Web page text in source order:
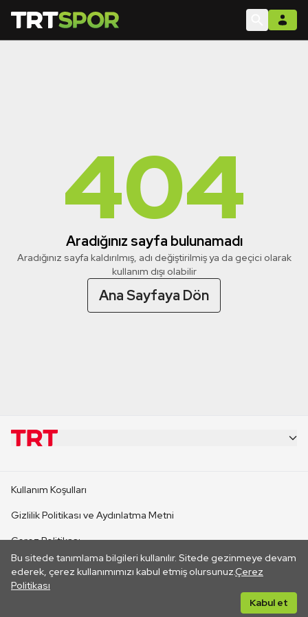
404
Aradığınız sayfa bulunamadı
Aradığınız sayfa kaldırılmış, adı değiştirilmiş ya da geçici olarak
kullanım dışı olabilir
Ana Sayfaya Dön
Bu sitede tanımlama bilgileri kullanılır. Sitede gezinmeye devam
ederek, çerez kullanımımızı kabul etmiş olursunuz.Çerez
Politikası
Kabul et
CANLI YAYINLAR
Kullanım Koşulları
Gizlilik Politikası ve Aydınlatma Metni
Çerez Politikası
İletişim
Her hakkı saklıdır. ©2026 TRT. Bağlantı yoluyla gidilen dış